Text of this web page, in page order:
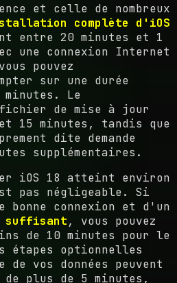
et celle de nombreux
complète d'iOS
entre 20 minutes et 1
une connexion Internet
pouvez
sur une durée
minutes. Le
fichier de mise à jour
15 minutes, tandis que
dite demande
supplémentaires.
iOS 18 atteint environ
pas négligeable. Si
bonne connexion et d'un
suffisant, vous pouvez
de 10 minutes pour le
étapes optionnelles
de vos données peuvent
plus de 5 minutes,